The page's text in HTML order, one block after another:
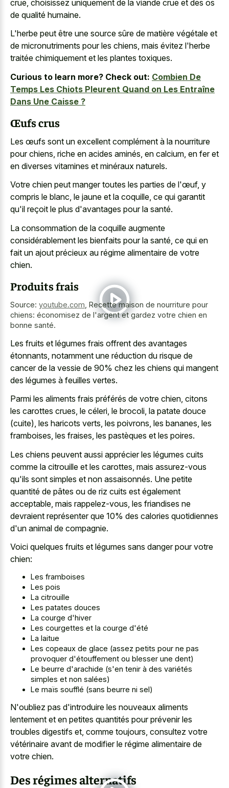
crue, choisissez uniquement de la viande crue et des os
de qualité humaine.
L'herbe peut être une source sûre de matière végétale et
de micronutriments pour les chiens, mais évitez l'herbe
traitée chimiquement et les plantes toxiques.
Curious to learn more? Check out: Combien De
Temps Les Chiots Pleurent Quand on Les Entraîne
Dans Une Caisse ?
Œufs crus
Les œufs sont un excellent complément à la nourriture
pour chiens, riche en acides aminés, en calcium, en fer et
en diverses vitamines et minéraux naturels.
Votre chien peut manger toutes les parties de l'œuf, y
compris le blanc, le jaune et la coquille, ce qui garantit
qu'il reçoit le plus d'avantages pour la santé.
La consommation de la coquille augmente
considérablement les bienfaits pour la santé, ce qui en
fait un ajout précieux au régime alimentaire de votre
chien.
Produits frais
Source: youtube.com Recette maison de nourriture pour
chiens: économisez de l'argent et gardez votre chien en
bonne santé.
Les fruits et légumes frais offrent des avantages
étonnants, notamment une réduction du risque de
cancer de la vessie de 90% chez les chiens qui mangent
des légumes à feuilles vertes.
Parmi les aliments frais préférés de votre chien, citons
les carottes crues, le céleri, le brocoli, la patate douce
(cuite), les haricots verts, les poivrons, les bananes, les
framboises, les fraises, les pastèques et les poires.
Les chiens peuvent aussi apprécier les légumes cuits
comme la citrouille et les carottes, mais assurez-vous
qu'ils sont simples et non assaisonnés. Une petite
quantité de pâtes ou de riz cuits est également
acceptable, mais rappelez-vous, les friandises ne
devraient représenter que 10% des calories quotidiennes
d'un animal de compagnie.
Voici quelques fruits et légumes sans danger pour votre
chien:
Les framboises
Les pois
La citrouille
Les patates douces
La courge d'hiver
Les courgettes et la courge d'été
La laitue
Les copeaux de glace (assez petits pour ne pas
provoquer d'étouffement ou blesser une dent)
Le beurre d'arachide (s'en tenir à des variétés
simples et non salées)
Le maïs soufflé (sans beurre ni sel)
N'oubliez pas d'introduire les nouveaux aliments
lentement et en petites quantités pour prévenir les
troubles digestifs et, comme toujours, consultez votre
vétérinaire avant de modifier le régime alimentaire de
votre chien.
Des régimes alternatifs